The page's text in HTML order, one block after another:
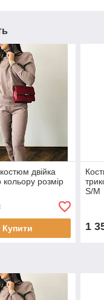
двійка
кольору розмір
Купити
S/M
1